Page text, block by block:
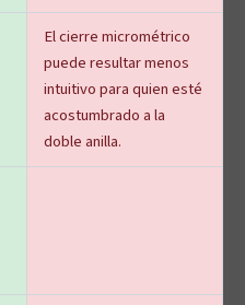
El cierre micrométrico
puede resultar menos
intuitivo para quien esté
acostumbrado a la
doble anilla.